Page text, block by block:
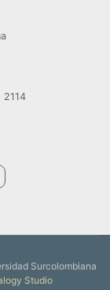
Surcolombiana
Studio